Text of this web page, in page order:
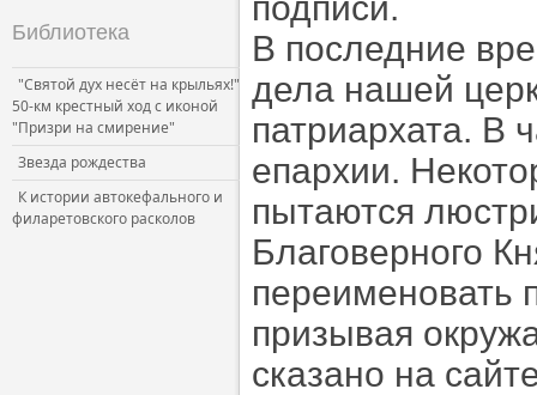
Библиотека
"Святой дух несёт на крыльях!"
50-км крестный ход с иконой
"Призри на смирение"
Звезда рождества
К истории автокефального и
филаретовского расколов
В последние
дела нашей
патриархата. В
епархии.
пытаются
Благоверного
переименовать
призывая
сказано на